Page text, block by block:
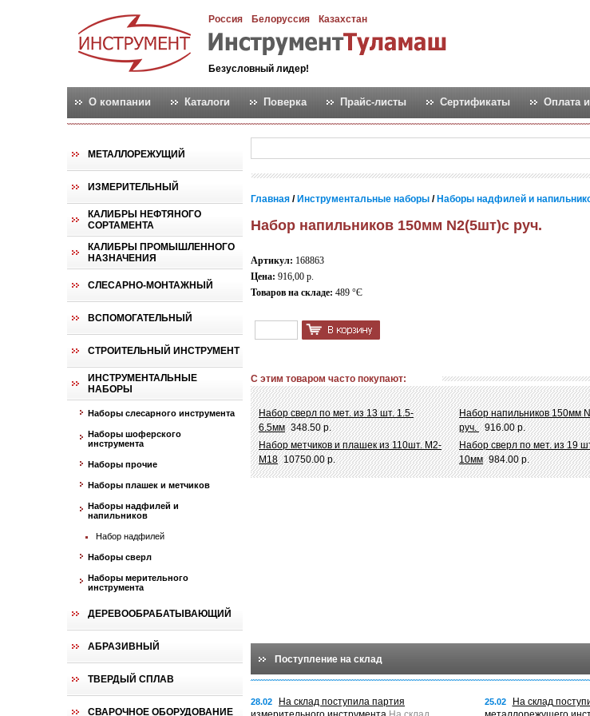
Россия Белоруссия Казахстан
Безусловный лидер!
О компании Каталоги Поверка Прайс-листы Сертификаты Оплата
МЕТАЛЛОРЕЖУЩИЙ
ИЗМЕРИТЕЛЬНЫЙ
КАЛИБРЫ НЕФТЯНОГО
СОРТАМЕНТА
КАЛИБРЫ ПРОМЫШЛЕННОГО
НАЗНАЧЕНИЯ
СЛЕСАРНО-МОНТАЖНЫЙ
ВСПОМОГАТЕЛЬНЫЙ
СТРОИТЕЛЬНЫЙ ИНСТРУМЕНТ
ИНСТРУМЕНТАЛЬНЫЕ
НАБОРЫ
Наборы слесарного инструмента
Наборы шоферского
инструмента
Наборы прочие
Наборы плашек и метчиков
Наборы надфилей и
напильников
Набор надфилей
Наборы сверл
Наборы мерительного
инструмента
ДЕРЕВООБРАБАТЫВАЮЩИЙ
АБРАЗИВНЫЙ
ТВЕРДЫЙ СПЛАВ
СВАРОЧНОЕ ОБОРУДОВАНИЕ
Главная / Инструментальные наборы / Наборы надфилей и
Набор напильников 150мм N2(5шт)с руч.
Артикул: 168863
Цена: 916,00 р.
Товаров на складе: 489 °Є
С этим товаром часто покупают:
Набор сверл по мет. из 13 шт. 1.5-
6.5мм 348.50 р.
Набор напильников 150мм
руч. 916.00 р.
Набор метчиков и плашек из 110шт. М2-
М18 10750.00 р.
Набор сверл по мет. из 19
10мм 984.00 р.
Поступление на склад
28.02
На склад поступила партия
25.02
На склад